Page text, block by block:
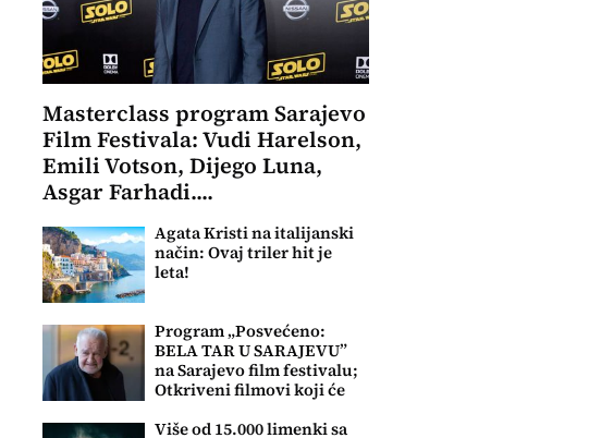
Masterclass program Sarajevo
Film Festivala: Vudi Harelson,
Emili Votson, Dijego Luna,
Asgar Farhadi....
Agata Kristi na italijanski
način: Ovaj triler hit je
leta!
Program „Posvećeno:
BELA TAR U SARAJEVU”
na Sarajevo film festivalu;
Otkriveni filmovi koji će
Više od 15.000 limenki sa